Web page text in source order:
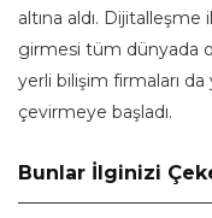
altına aldı. Dijitalleşme
girmesi tüm dünyada
yerli bilişim firmaları da
çevirmeye başladı.
Bunlar İlginizi